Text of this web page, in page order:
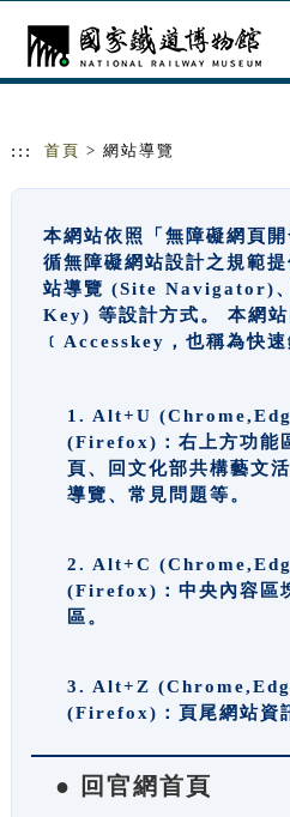
::: 首頁 > 網站導覽
本網站依照「無障礙網頁
循無障礙網站設計之規範
站導覽 (Site Navigator)
Key) 等設計方式。 本網站
﹝Accesskey，也稱為快速
1. Alt+U
(Firefox)：右上方功能
頁、回文化部共構藝文
導覽、常見問題等。
2. Alt+C
(Firefox)：中央內容區
區。
3. Alt+Z
(Firefox)：頁尾網站資
● 回官網首頁